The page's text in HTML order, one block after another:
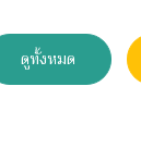
ดูทั้งหมด